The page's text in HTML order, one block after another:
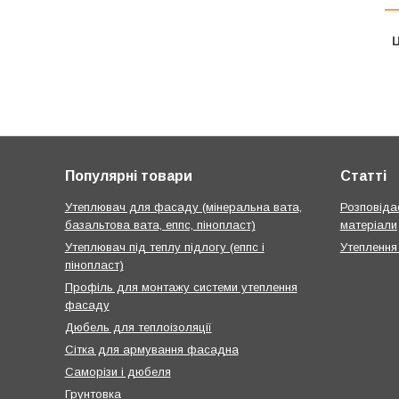
Популярні товари
Утеплювач для фасаду (мінеральна вата,
базальтова вата, еппс, пінопласт)
Утеплювач під теплу підлогу (еппс і
пінопласт)
Профіль для монтажу системи утеплення
фасаду
Дюбель для теплоізоляції
Сітка для армування фасадна
Саморізи і дюбеля
Грунтовка
Статті
матеріали